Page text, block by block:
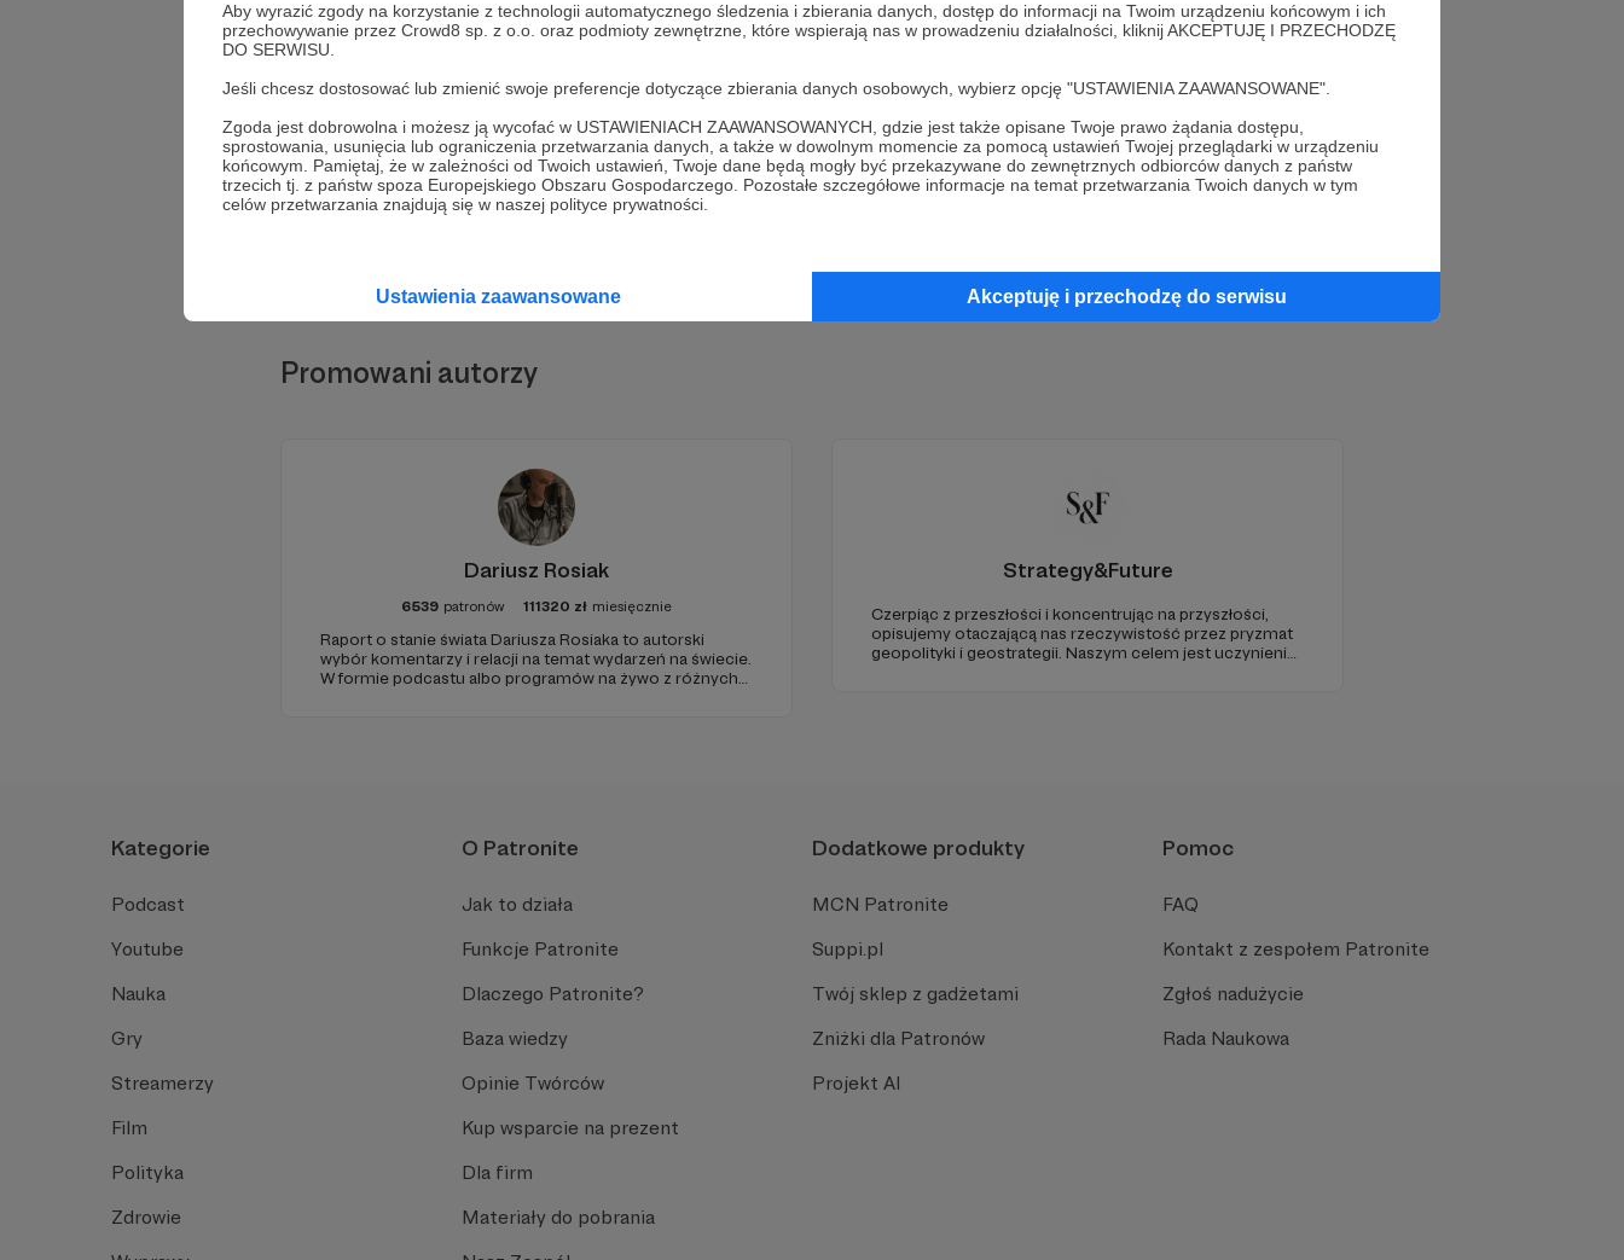
Aby wyrazić zgody na korzystanie z technologii automatycznego śledzenia i zbierania danych, dostęp do informacji na Twoim urządzeniu końcowym i ich
przechowywanie przez Crowd8 sp. z o.o. oraz podmioty zewnętrzne, które wspierają nas w prowadzeniu działalności, kliknij AKCEPTUJĘ I PRZECHODZĘ
DO SERWISU.
Jeśli chcesz dostosować lub zmienić swoje preferencje dotyczące zbierania danych osobowych, wybierz opcję "USTAWIENIA ZAAWANSOWANE".
Zgoda jest dobrowolna i możesz ją wycofać w USTAWIENIACH ZAAWANSOWANYCH, gdzie jest także opisane Twoje prawo żądania dostępu,
sprostowania, usunięcia lub ograniczenia przetwarzania danych, a także w dowolnym momencie za pomocą ustawień Twojej przeglądarki w urządzeniu
końcowym. Pamiętaj, że w zależności od Twoich ustawień, Twoje dane będą mogły być przekazywane do zewnętrznych odbiorców danych z państw
trzecich tj. z państw spoza Europejskiego Obszaru Gospodarczego. Pozostałe szczegółowe informacje na temat przetwarzania Twoich danych w tym
celów przetwarzania znajdują się w naszej polityce prywatności.
Ustawienia zaawansowane Akceptuję i przechodzę do serwisu
Wesprzyj działalność AutoraRadio 357już teraz!
Zostań Patronem
Promowani autorzy
Dariusz Rosiak
6539 patronów 111320 zł miesięcznie
Raport o stanie świata Dariusza Rosiaka to autorski
wybór komentarzy i relacji na temat wydarzeń na świecie.
W formie podcastu albo programów na żywo z różnych
Strategy&Future
Czerpiąc z przeszłości i koncentrując na przyszłości,
opisujemy otaczającą nas rzeczywistość przez pryzmat
geopolityki i geostrategii. Naszym celem jest uczynienie
Kategorie
Podcast
Youtube
Nauka
Gry
Streamerzy
Film
Polityka
Zdrowie
O Patronite
Jak to działa
Funkcje Patronite
Dlaczego Patronite?
Baza wiedzy
Opinie Twórców
Kup wsparcie na prezent
Dla firm
Materiały do pobrania
Dodatkowe produkty
MCN Patronite
Suppi.pl
Twój sklep z gadżetami
Zniżki dla Patronów
Projekt AI
Pomoc
FAQ
Kontakt z zespołem Patronite
Zgłoś nadużycie
Rada Naukowa